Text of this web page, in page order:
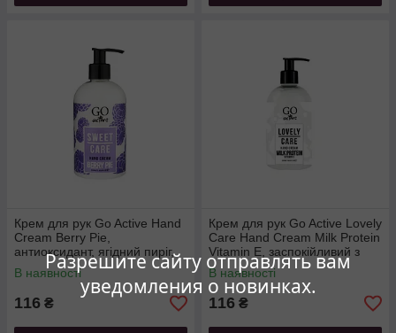
Разрешите сайту отправлять вам
уведомления о новинках.
Крем для рук Go Active Hand
Cream Berry Pie,
антиоксидант, ягідний пиріг,
350 мл
В наявності
116 ₴
Крем для рук Go Active Lovely
Care Hand Cream Milk Protein
Vitamin E, заспокійливий з
молочними прот
В наявності
116 ₴